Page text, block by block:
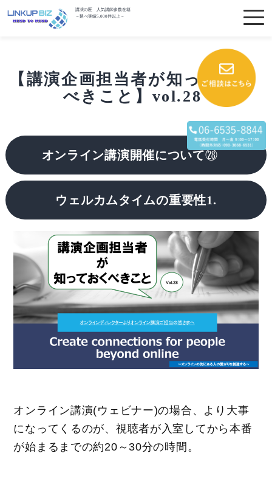
講演の匠 人気講師多数在籍
～延べ実績5,000件以上～
【講演企画担当者が知っておく
べきこと】vol.28
オンライン講演開催について㉘
ウェルカムタイムの重要性1.
オンライン講演(ウェビナー)の場合、より大事
になってくるのが、視聴者が入室してから本番
が始まるまでの約20～30分の時間。